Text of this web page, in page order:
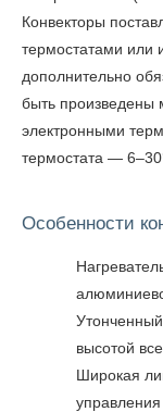
Конвекторы
термостатами или
дополнительно
быть произведены
электронными
термостата —
Особенности
высотой
Широкая
управления